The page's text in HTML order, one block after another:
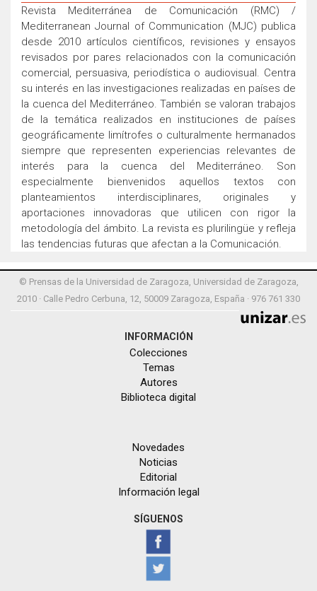
Revista Mediterránea de Comunicación (RMC) /
Mediterranean Journal of Communication (MJC) publica
desde 2010 artículos científicos, revisiones y ensayos
revisados por pares relacionados con la comunicación
comercial, persuasiva, periodística o audiovisual. Centra
su interés en las investigaciones realizadas en países de
la cuenca del Mediterráneo. También se valoran trabajos
de la temática realizados en instituciones de países
geográficamente limítrofes o culturalmente hermanados
siempre que representen experiencias relevantes de
interés para la cuenca del Mediterráneo. Son
especialmente bienvenidos aquellos textos con
planteamientos interdisciplinares, originales y
aportaciones innovadoras que utilicen con rigor la
metodología del ámbito. La revista es plurilingüe y refleja
las tendencias futuras que afectan a la Comunicación.
© Prensas de la Universidad de Zaragoza, Universidad de Zaragoza,
2010 · Calle Pedro Cerbuna, 12, 50009 Zaragoza, España · 976 761 330
INFORMACIÓN
Colecciones
Temas
Autores
Biblioteca digital
Novedades
Noticias
Editorial
Información legal
SÍGUENOS